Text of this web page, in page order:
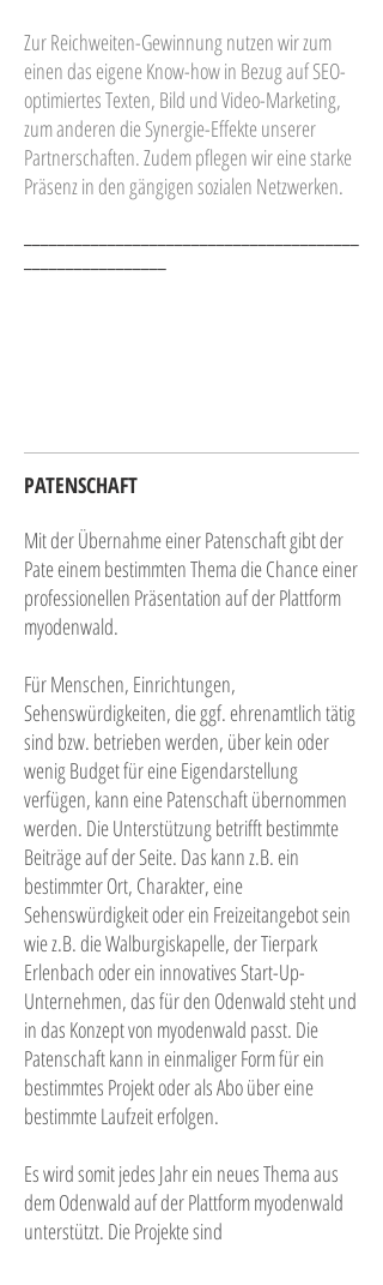
Zur Reichweiten-Gewinnung nutzen wir zum
einen das eigene Know-how in Bezug auf SEO-
optimiertes Texten, Bild und Video-Marketing,
zum anderen die Synergie-Effekte unserer
Partnerschaften. Zudem pflegen wir eine starke
Präsenz in den gängigen sozialen Netzwerken.
PATENSCHAFT
Mit der Übernahme einer Patenschaft gibt der
Pate einem bestimmten Thema die Chance einer
professionellen Präsentation auf der Plattform
myodenwald.
Für Menschen, Einrichtungen,
Sehenswürdigkeiten, die ggf. ehrenamtlich tätig
sind bzw. betrieben werden, über kein oder
wenig Budget für eine Eigendarstellung
verfügen, kann eine Patenschaft übernommen
werden. Die Unterstützung betrifft bestimmte
Beiträge auf der Seite. Das kann z.B. ein
bestimmter Ort, Charakter, eine
Sehenswürdigkeit oder ein Freizeitangebot sein
wie z.B. die Walburgiskapelle, der Tierpark
Erlenbach oder ein innovatives Start-Up-
Unternehmen, das für den Odenwald steht und
in das Konzept von myodenwald passt. Die
Patenschaft kann in einmaliger Form für ein
bestimmtes Projekt oder als Abo über eine
bestimmte Laufzeit erfolgen.
Es wird somit jedes Jahr ein neues Thema aus
dem Odenwald auf der Plattform myodenwald
unterstützt. Die Projekte sind